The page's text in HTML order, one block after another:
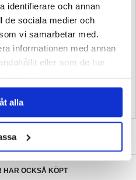
identifierare och annan
de sociala medier och
vi samarbetar med.
informationen med annan
eller som de har
alla
ingen oro för att tappa saker
vinkel för handsfree-visning
repor och stötar
iPhone Skal & Tillbehör
iPhone 14 Plus
HAR OCKSÅ KÖPT